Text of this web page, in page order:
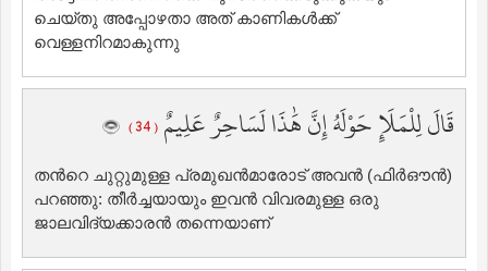
ചെയ്തു അപ്പോഴതാ അത് കാണികള്‍ക്ക്
വെള്ളനിറമാകുന്നു
قَالَ لِلْمَلَإِ حَوْلَهُ إِنَّ هَٰذَا لَسَاحِرٌ عَلِيمٌ ( 34 )
തന്‍റെ ചുറ്റുമുള്ള പ്രമുഖന്‍മാരോട് അവന്‍ (ഫിര്‍ഔന്‍)
പറഞ്ഞു: തീര്‍ച്ചയായും ഇവന്‍ വിവരമുള്ള ഒരു
ജാലവിദ്യക്കാരന്‍ തന്നെയാണ്‌